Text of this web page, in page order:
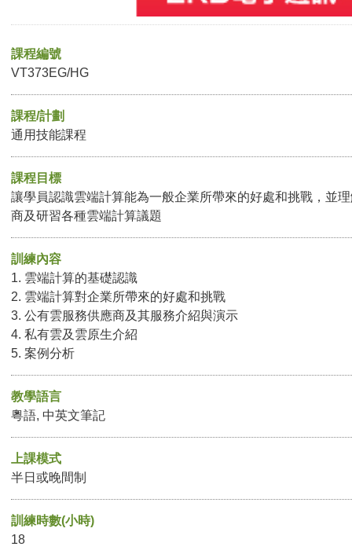
課程編號
VT373EG/HG
課程/計劃
通用技能課程
課程目標
讓學員認識雲端計算能為一般企業所帶來的好處和挑戰，並
商及研習各種雲端計算議題
訓練內容
1. 雲端計算的基礎認識
2. 雲端計算對企業所帶來的好處和挑戰
3. 公有雲服務供應商及其服務介紹與演示
4. 私有雲及雲原生介紹
5. 案例分析
教學語言
粵語, 中英文筆記
上課模式
半日或晚間制
訓練時數(小時)
18